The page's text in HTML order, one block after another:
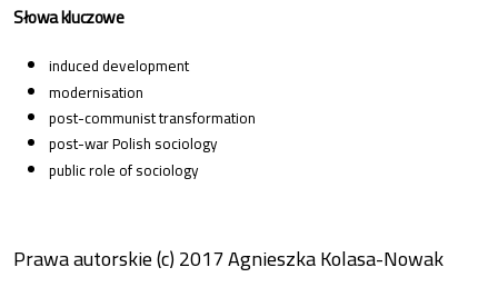
Słowa kluczowe
induced development
modernisation
post-communist transformation
post-war Polish sociology
public role of sociology
Prawa autorskie (c) 2017 Agnieszka Kolasa-Nowak